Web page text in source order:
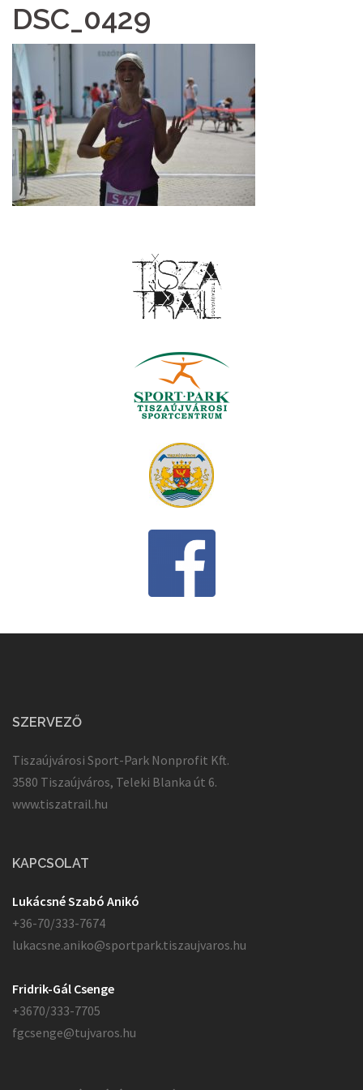
DSC_0429
SZERVEZŐ
Tiszaújvárosi Sport-Park Nonprofit Kft.
3580 Tiszaújváros, Teleki Blanka út 6.
www.tiszatrail.hu
KAPCSOLAT
Lukácsné Szabó Anikó
+36-70/333-7674
lukacsne.aniko@sportpark.tiszaujvaros.hu
Fridrik-Gál Csenge
+3670/333-7705
fgcsenge@tujvaros.hu